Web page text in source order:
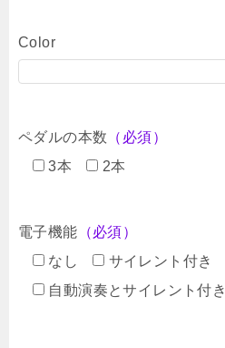
Color
ペダルの本数 （必須）
3本
2本
電子機能 （必須）
なし
サイレント付き
自動演奏とサイレント付き